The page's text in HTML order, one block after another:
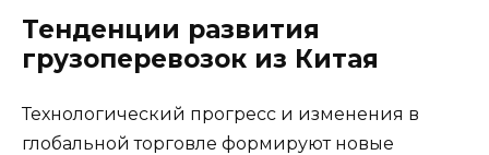
Тенденции развития
грузоперевозок из Китая
Технологический прогресс и изменения в
глобальной торговле формируют новые